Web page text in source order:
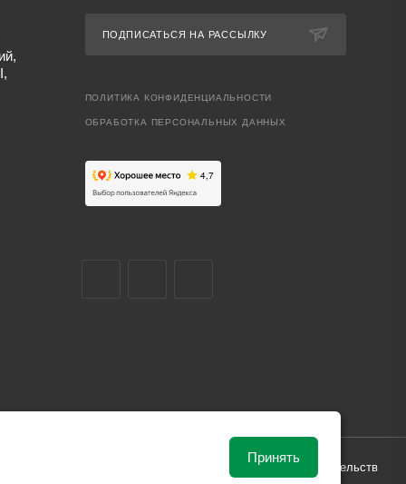
ПОДПИСАТЬСЯ НА РАССЫЛКУ
ПОЛИТИКА КОНФИДЕНЦИАЛЬНОСТИ
ОБРАБОТКА ПЕРСОНАЛЬНЫХ ДАННЫХ
от рыночной ситуации и не влекут за собой обязательств
Принять